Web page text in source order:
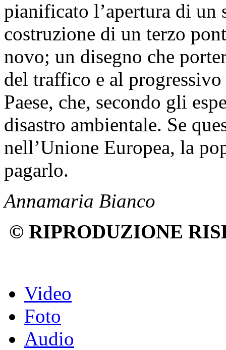
pianificato l’apertura di un
costruzione di un terzo
novo; un disegno che
del traffico e al
Paese, che, secondo gli
disastro ambientale. Se
nell’Unione Europea, la
pagarlo.
Annamaria Bianco
© RIPRODUZIONE
Video
Foto
Audio